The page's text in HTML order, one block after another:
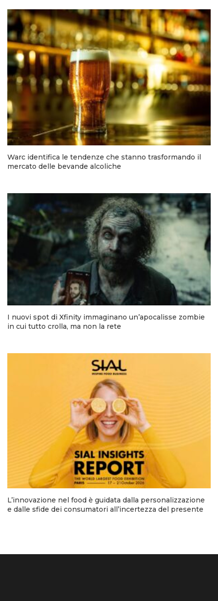
Warc identifica le tendenze che stanno trasformando il
mercato delle bevande alcoliche
I nuovi spot di Xfinity immaginano un’apocalisse zombie
in cui tutto crolla, ma non la rete
L’innovazione nel food è guidata dalla personalizzazione
e dalle sfide dei consumatori all’incertezza del presente